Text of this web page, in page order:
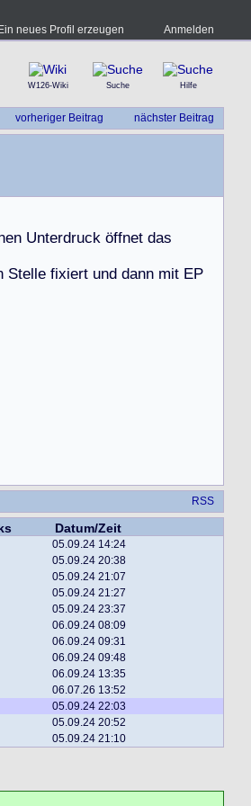
Ein neues Profil erzeugen Anmelden
W126-Wiki Suche Hilfe
vorheriger Beitrag nächster Beitrag
en Unterdruck öffnet das
Stelle fixiert und dann mit EP
RSS
Datum/Zeit
05.09.24 14:24
05.09.24 20:38
05.09.24 21:07
05.09.24 21:27
05.09.24 23:37
06.09.24 08:09
06.09.24 09:31
06.09.24 09:48
06.09.24 13:35
06.07.26 13:52
05.09.24 22:03
05.09.24 20:52
05.09.24 21:10